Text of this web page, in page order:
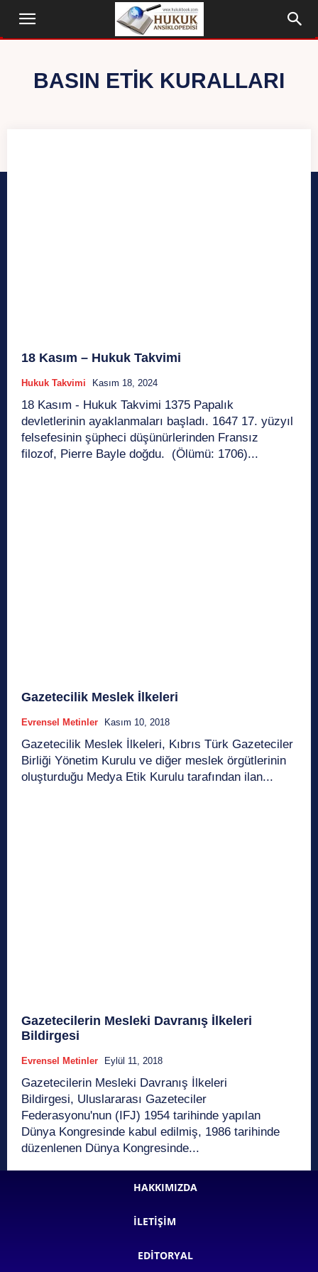
BASIN ETIK KURALLARI
18 Kasım – Hukuk Takvimi
Hukuk Takvimi Kasım 18, 2024
18 Kasım - Hukuk Takvimi 1375 Papalık
devletlerinin ayaklanmaları başladı. 1647 17. yüzyıl
felsefesinin şüpheci düşünürlerinden Fransız
filozof, Pierre Bayle doğdu. (Ölümü: 1706)...
Gazetecilik Meslek İlkeleri
Evrensel Metinler Kasım 10, 2018
Gazetecilik Meslek İlkeleri, Kıbrıs Türk Gazeteciler
Birliği Yönetim Kurulu ve diğer meslek örgütlerinin
oluşturduğu Medya Etik Kurulu tarafından ilan...
Gazetecilerin Mesleki Davranış İlkeleri
Bildirgesi
Evrensel Metinler Eylül 11, 2018
Gazetecilerin Mesleki Davranış İlkeleri
Bildirgesi, Uluslararası Gazeteciler
Federasyonu'nun (IFJ) 1954 tarihinde yapılan
Dünya Kongresinde kabul edilmiş, 1986 tarihinde
düzenlenen Dünya Kongresinde...
HAKKIMIZDA
İLETIŞIM
EDITORYAL